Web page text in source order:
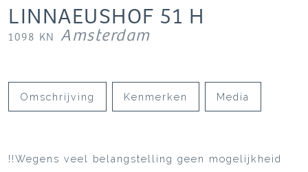
LINNAEUSHOF 51 H
1098 KN Amsterdam
Omschrijving Kenmerken Media
!!Wegens veel belangstelling geen mogelijkheid